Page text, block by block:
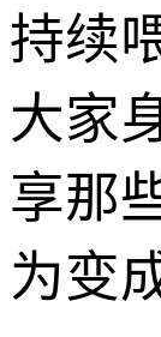
持续
大家
享那
为变